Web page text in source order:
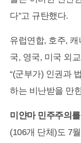
다”고 규탄했다.
유럽연합, 호주,
국, 영국, 미국 외
“(군부가) 인권과
하는 비난받을 만
미얀마 민주주의
(106개 단체)도 7